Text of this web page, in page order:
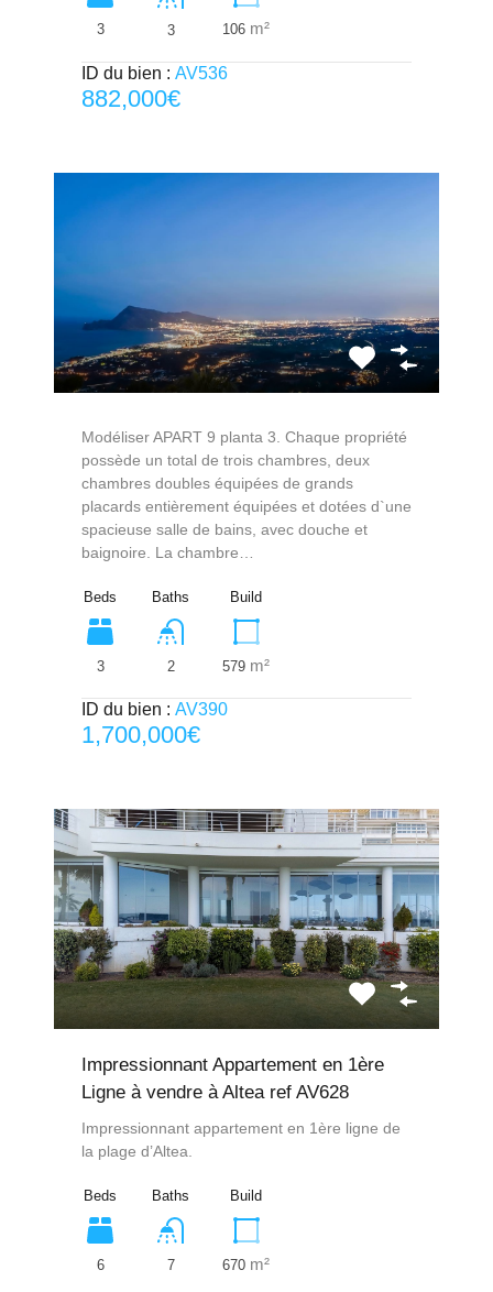
3 3 106 m²
ID du bien : AV536
882,000€
Modéliser APART 9 planta 3. Chaque propriété
possède un total de trois chambres, deux
chambres doubles équipées de grands
placards entièrement équipées et dotées d`une
spacieuse salle de bains, avec douche et
baignoire. La chambre…
Beds
3
Baths
2
Build
579 m²
ID du bien : AV390
1,700,000€
Impressionnant Appartement en 1ère
Ligne à vendre à Altea ref AV628
Impressionnant appartement en 1ère ligne de
la plage d’Altea.
Beds
6
Baths
7
Build
670 m²